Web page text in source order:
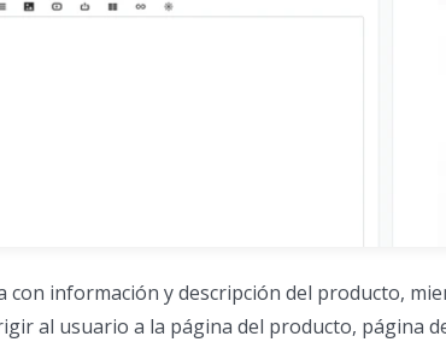
con información y descripción del producto,
al usuario a la página del producto, página